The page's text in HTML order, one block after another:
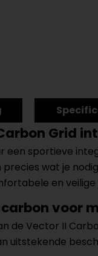
Grid
een sportieve
wat je
en veilige
voor
de Vector II
uitstekende